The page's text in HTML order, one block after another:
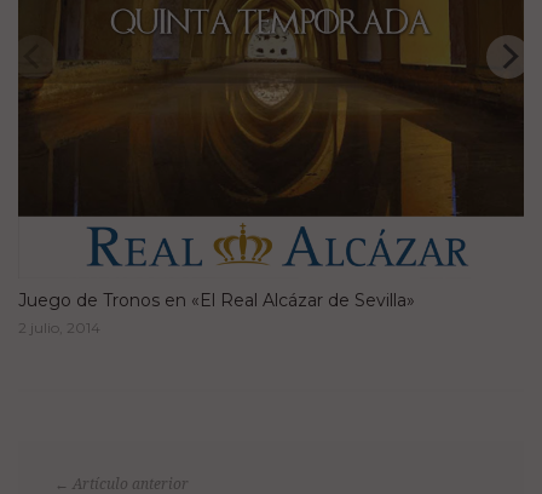
Juego de Tronos en «El Real Alcázar de Sevilla»
2 julio, 2014
← Artículo anterior